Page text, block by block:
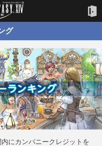
グ
にカンパニークレジットを